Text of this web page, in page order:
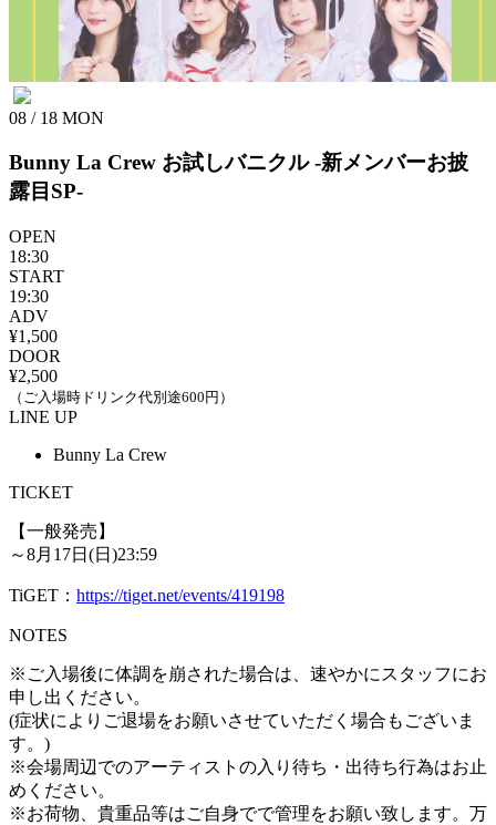
08 / 18 MON
Bunny La Crew お試しバニクル -新メンバーお披
露目SP-
OPEN
18:30
START
19:30
ADV
¥1,500
DOOR
¥2,500
（ご入場時ドリンク代別途600円）
LINE UP
Bunny La Crew
TICKET
【一般発売】
～8月17日(日)23:59
TiGET： https://tiget.net/events/419198
NOTES
※ご入場後に体調を崩された場合は、速やかにスタッフにお
申し出ください。
(症状によりご退場をお願いさせていただく場合もございま
す。)
※会場周辺でのアーティストの入り待ち・出待ち行為はお止
めください。
※お荷物、貴重品等はご自身でで管理をお願い致します。万